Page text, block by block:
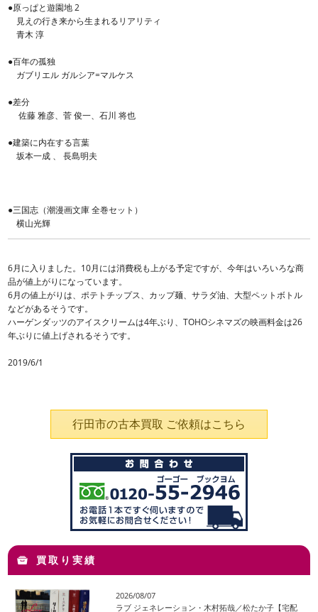
●原っぱと遊園地 2
見えの行き来から生まれるリアリティ
青木 淳
●百年の孤独
ガブリエル ガルシア=マルケス
●差分
佐藤 雅彦、菅 俊一、石川 将也
●建築に内在する言葉
坂本一成 、 長島明夫
●三国志（潮漫画文庫 全巻セット）
横山光輝
6月に入りました。10月には消費税も上がる予定ですが、今年はいろいろな商
品が値上がりになっています。
6月の値上がりは、ポテトチップス、カップ麺、サラダ油、大型ペットボトル
などがあるそうです。
ハーゲンダッツのアイスクリームは4年ぶり、TOHOシネマズの映画料金は26
年ぶりに値上げされるそうです。
2019/6/1
行田市の古本買取 ご依頼はこちら
買取り実績
2026/08/07
ラブ ジェネレーション・木村拓哉／松たか子【宅配